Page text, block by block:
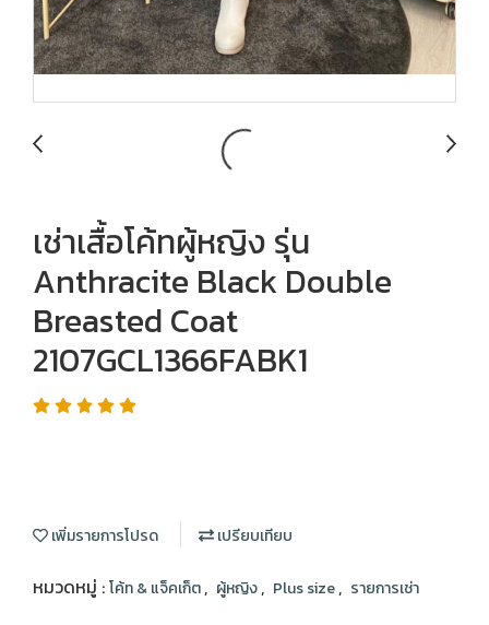
เช่าเสื้อโค้ทผู้หญิง รุ่น
Anthracite Black Double
Breasted Coat
2107GCL1366FABK1
เพิ่มรายการโปรด เปรียบเทียบ
หมวดหมู่ :โค้ท & แจ็คเก็ต, ผู้หญิง, Plus size, รายการเช่า